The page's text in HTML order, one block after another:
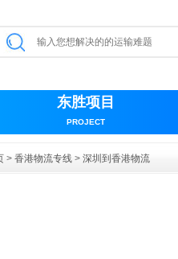
东胜项目
PROJECT
> 香港物流专线 > 深圳到香港物流